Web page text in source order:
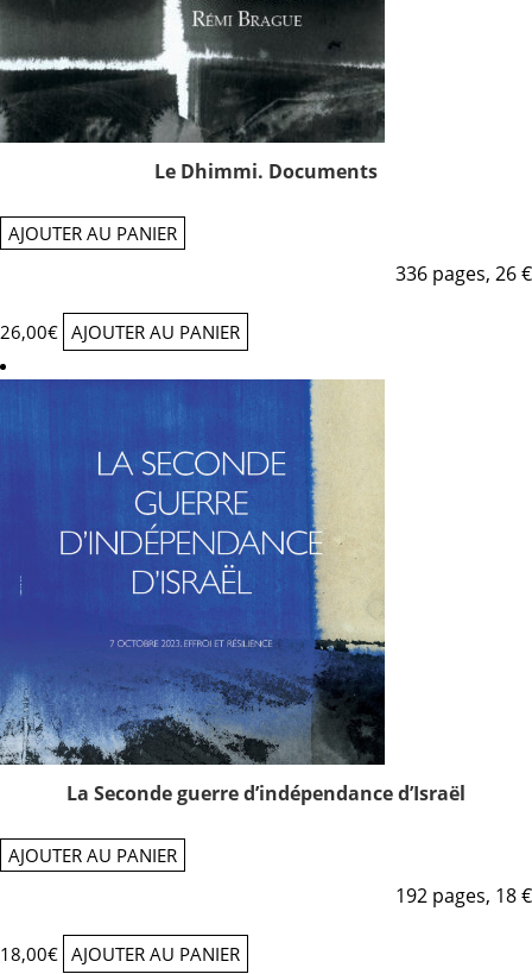
Le Dhimmi. Documents
AJOUTER AU PANIER
336 pages, 26 €
26,00€ AJOUTER AU PANIER
La Seconde guerre d’indépendance d’Israël
AJOUTER AU PANIER
192 pages, 18 €
18,00€ AJOUTER AU PANIER